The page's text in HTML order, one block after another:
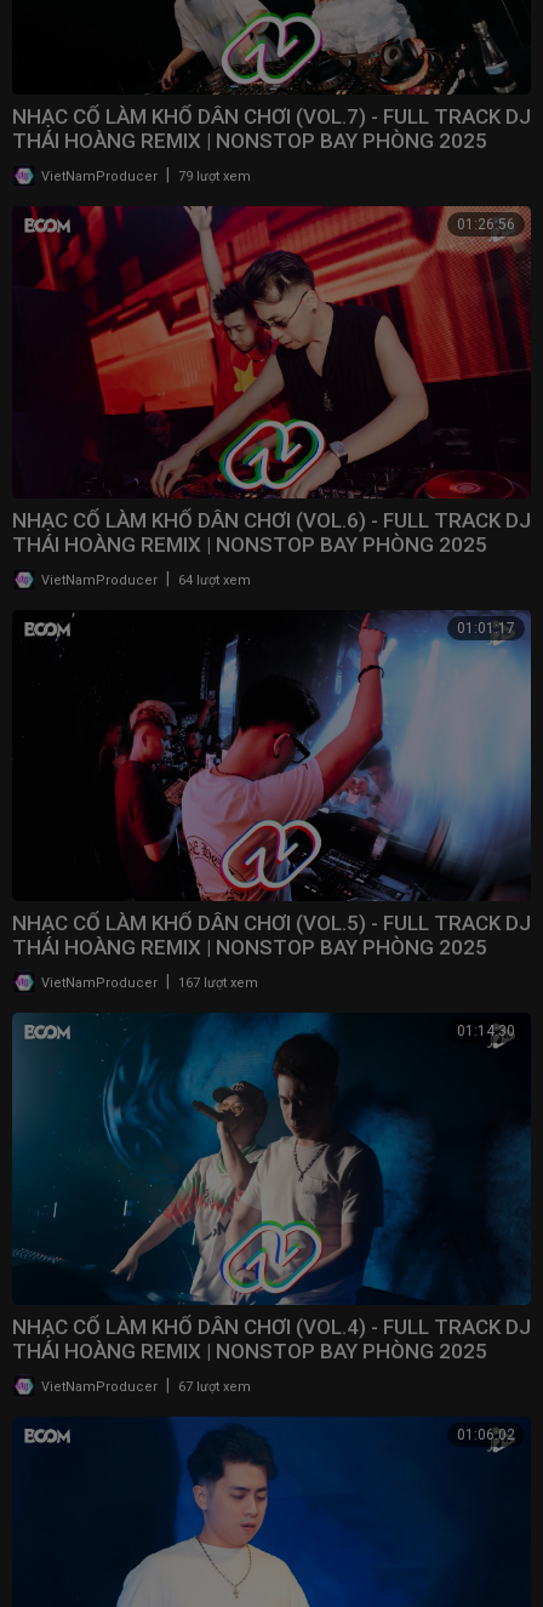
NHẠC CỔ LÀM KHỔ DÂN CHƠI (VOL.7) - FULL TRACK DJ
THÁI HOÀNG REMIX | NONSTOP BAY PHÒNG 2025
VietNamProducer 79 lượt xem
01:26:56
NHẠC CỔ LÀM KHỔ DÂN CHƠI (VOL.6) - FULL TRACK DJ
THÁI HOÀNG REMIX | NONSTOP BAY PHÒNG 2025
VietNamProducer | 64 lượt xem
01:01:17
NHẠC CỔ LÀM KHỔ DÂN CHƠI (VOL.5) - FULL TRACK DJ
THÁI HOÀNG REMIX | NONSTOP BAY PHÒNG 2025
VietNamProducer 167 lượt xem
01:14:30
NHẠC CỔ LÀM KHỔ DÂN CHƠI (VOL.4) - FULL TRACK DJ
THÁI HOÀNG REMIX | NONSTOP BAY PHÒNG 2025
VietNamProducer 67 lượt xem
01:06:02